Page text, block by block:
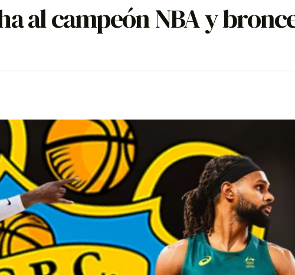
al campeón NBA y